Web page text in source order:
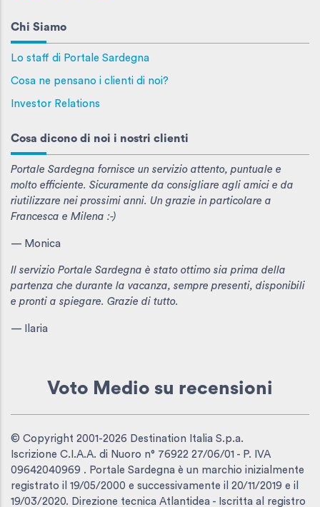
Chi Siamo
Lo staff di Portale Sardegna
Cosa ne pensano i clienti di noi?
Investor Relations
Cosa dicono di noi i nostri clienti
Portale Sardegna fornisce un servizio attento, puntuale e
molto efficiente. Sicuramente da consigliare agli amici e da
riutilizzare nei prossimi anni. Un grazie in particolare a
Francesca e Milena :-)
— Monica
Il servizio Portale Sardegna è stato ottimo sia prima della
partenza che durante la vacanza, sempre presenti, disponibili
e pronti a spiegare. Grazie di tutto.
— Ilaria
Voto Medio su recensioni
© Copyright 2001-2026 Destination Italia S.p.a.
Iscrizione C.I.A.A. di Nuoro n° 76922 27/06/01 - P. IVA
09642040969 . Portale Sardegna è un marchio inizialmente
registrato il 19/05/2000 e successivamente il 20/11/2019 e il
19/03/2020. Direzione tecnica Atlantidea - Iscritta al registro